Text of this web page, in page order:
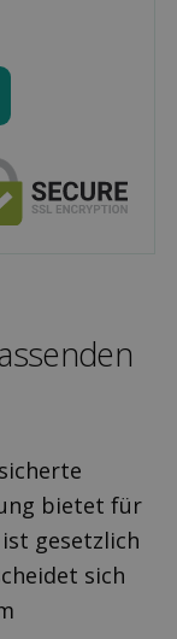
bietet für
gesetzlich
sich